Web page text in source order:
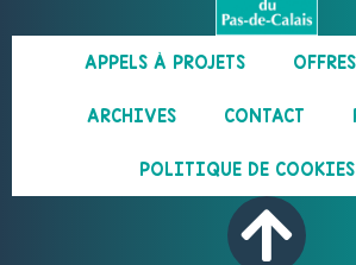
APPELS À PROJETS
ARCHIVES CONTACT
POLITIQUE DE COOKIES